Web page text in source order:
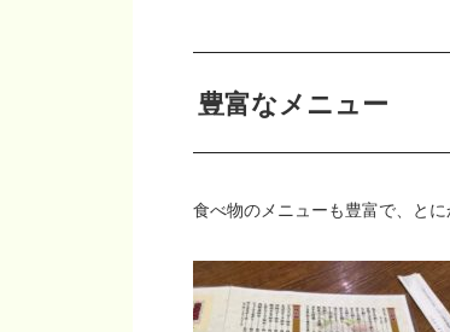
豊富なメニュー
食べ物のメニューも豊富で、とに